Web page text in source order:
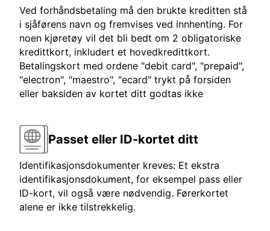
Ved forhåndsbetaling må den brukte kreditten stå
i sjåførens navn og fremvises ved innhenting. For
noen kjøretøy vil det bli bedt om 2 obligatoriske
kredittkort, inkludert et hovedkredittkort.
Betalingskort med ordene "debit card", "prepaid",
"electron", "maestro", "ecard" trykt på forsiden
eller baksiden av kortet ditt godtas ikke
Passet eller ID-kortet ditt
Identifikasjonsdokumenter kreves: Et ekstra
identifikasjonsdokument, for eksempel pass eller
ID-kort, vil også være nødvendig. Førerkortet
alene er ikke tilstrekkelig.